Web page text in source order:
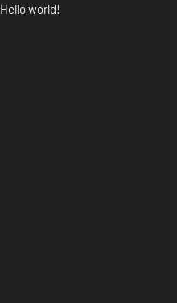
Hello world!